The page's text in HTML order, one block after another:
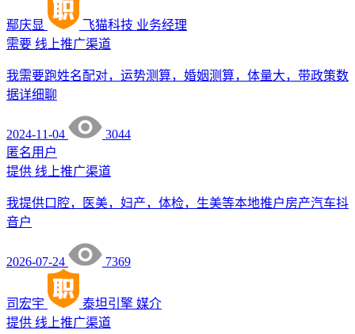
鄢庆显 飞猫科技 业务经理
需要 线上推广渠道
我需要跑姓名配对，运势测算，婚姻测算，体量大，带政策数
据详细聊
2024-11-04
3044
匿名用户
提供 线上推广渠道
我提供口腔，医美，妇产，体检，生美等本地推户房产汽车抖
音户
2026-07-24 7369
司宏宇 泰坦引擎 媒介
提供 线上推广渠道